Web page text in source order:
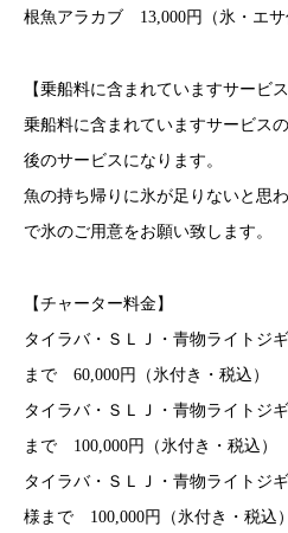
根魚アラカブ 13,000円（氷・エサ
【乗船料に含まれていますサービ
乗船料に含まれていますサービス
後のサービスになります。
魚の持ち帰りに氷が足りないと思
で氷のご用意をお願い致します。
【チャーター料金】
タイラバ・ＳＬＪ・青物ライトジ
まで 60,000円（氷付き・税込）
タイラバ・ＳＬＪ・青物ライトジ
まで 100,000円（氷付き・税込）
タイラバ・ＳＬＪ・青物ライトジ
様まで 100,000円（氷付き・税込）